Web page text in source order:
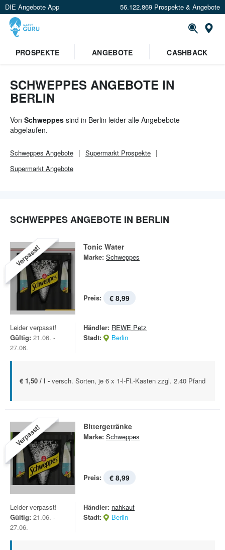
DIE Angebote App 56.122.869 Prospekte & Angebote
PROSPEKTE ANGEBOTE CASHBACK
SCHWEPPES ANGEBOTE IN
BERLIN
Von Schweppes sind in Berlin leider alle Angebebote
abgelaufen.
Schweppes Angebote Supermarkt Prospekte
Supermarkt Angebote
SCHWEPPES ANGEBOTE IN BERLIN
Verpasst! Tonic Water
Marke: Schweppes
Preis: € 8,99
Leider verpasst!
Gültig: 21.06. -
27.06.
Händler: REWE Petz
Stadt:
Berlin
€ 1,50 / l - versch. Sorten, je 6 x 1-l-Fl.-Kasten zzgl. 2.40 Pfand
Verpasst! Bittergetränke
Marke: Schweppes
Preis: € 8,99
Leider verpasst!
Gültig: 21.06. -
27.06.
Händler: nahkauf
Stadt:
Berlin